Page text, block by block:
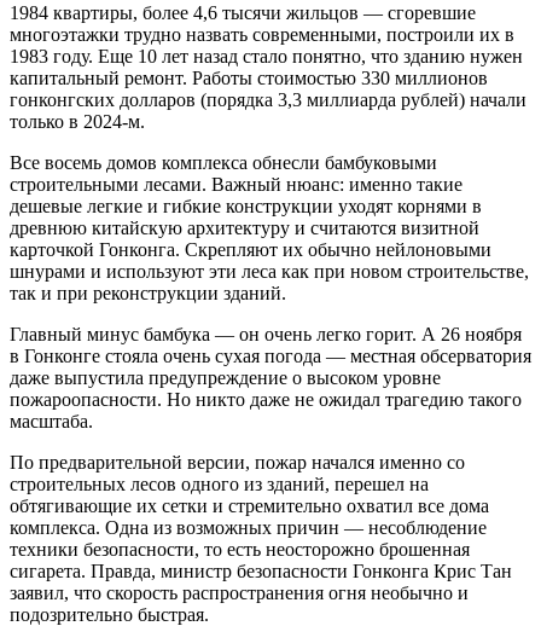
1984 квартиры, более 4,6 тысячи жильцов — сгоревшие
многоэтажки трудно назвать современными, построили их в
1983 году. Еще 10 лет назад стало понятно, что зданию нужен
капитальный ремонт. Работы стоимостью 330 миллионов
гонконгских долларов (порядка 3,3 миллиарда рублей) начали
только в 2024-м.
Все восемь домов комплекса обнесли бамбуковыми
строительными лесами. Важный нюанс: именно такие
дешевые легкие и гибкие конструкции уходят корнями в
древнюю китайскую архитектуру и считаются визитной
карточкой Гонконга. Скрепляют их обычно нейлоновыми
шнурами и используют эти леса как при новом строительстве,
так и при реконструкции зданий.
Главный минус бамбука — он очень легко горит. А 26 ноября
в Гонконге стояла очень сухая погода — местная обсерватория
даже выпустила предупреждение о высоком уровне
пожароопасности. Но никто даже не ожидал трагедию такого
масштаба.
По предварительной версии, пожар начался именно со
строительных лесов одного из зданий, перешел на
обтягивающие их сетки и стремительно охватил все дома
комплекса. Одна из возможных причин — несоблюдение
техники безопасности, то есть неосторожно брошенная
сигарета. Правда, министр безопасности Гонконга Крис Тан
заявил, что скорость распространения огня необычно и
подозрительно быстрая.